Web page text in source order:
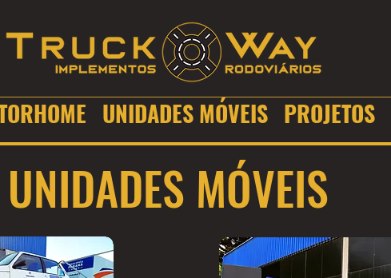
UNIDADES MÓVEIS PROJETOS
UNIDADES MÓVEIS